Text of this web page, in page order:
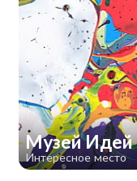
Музей Идей
Интересное место